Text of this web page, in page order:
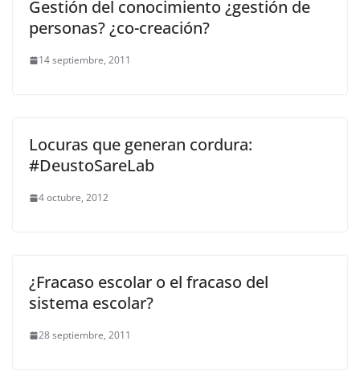
Gestión del conocimiento ¿gestión de
personas? ¿co-creación?
14 septiembre, 2011
Locuras que generan cordura:
#DeustoSareLab
4 octubre, 2012
¿Fracaso escolar o el fracaso del
sistema escolar?
28 septiembre, 2011